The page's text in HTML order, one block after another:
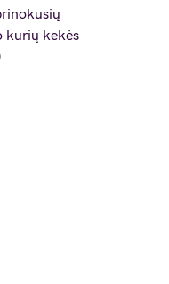
kurių kekės